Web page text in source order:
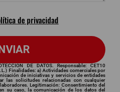
de privacidad
DE DATOS. Responsable: CET10
Finalidades: a) Actividades comerciales por
de iniciativas y servicios de entidades
las solicitudes relacionadas con cualquier
Legitimación: Consentimiento del
su caso, la comunicación de los datos del